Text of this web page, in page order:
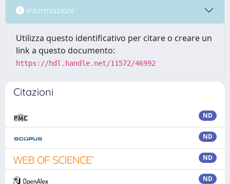
Informazioni
Utilizza questo identificativo per citare o creare un
link a questo documento:
https://hdl.handle.net/11572/46992
Citazioni
ND
ND
ND
ND